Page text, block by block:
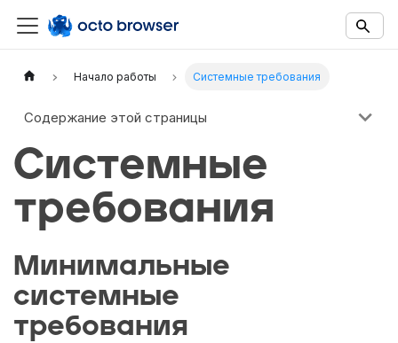
Documentation Index
Fetch the complete documentation index at:https://
Use this file to discover all available documentation pages
Начало работы Системные требования
Содержание этой страницы
Системные
требования
Минимальные
системные
требования